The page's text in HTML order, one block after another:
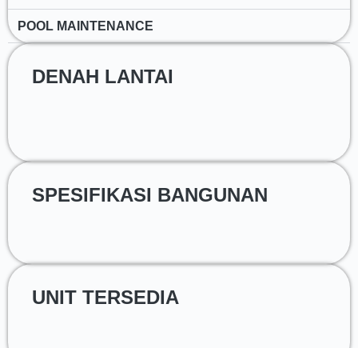
POOL MAINTENANCE
DENAH LANTAI
SPESIFIKASI BANGUNAN
UNIT TERSEDIA